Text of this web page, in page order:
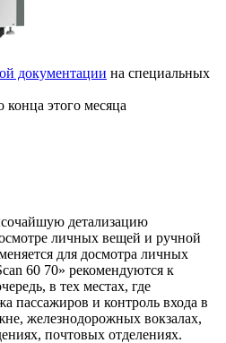
документации на специальных
конца этого месяца
детализацию
личных вещей и ручной
для досмотра личных
60 70» рекомендуются к
в тех местах, где
пассажиров и контроль входа в
железнодорожных вокзалах,
почтовых отделениях.